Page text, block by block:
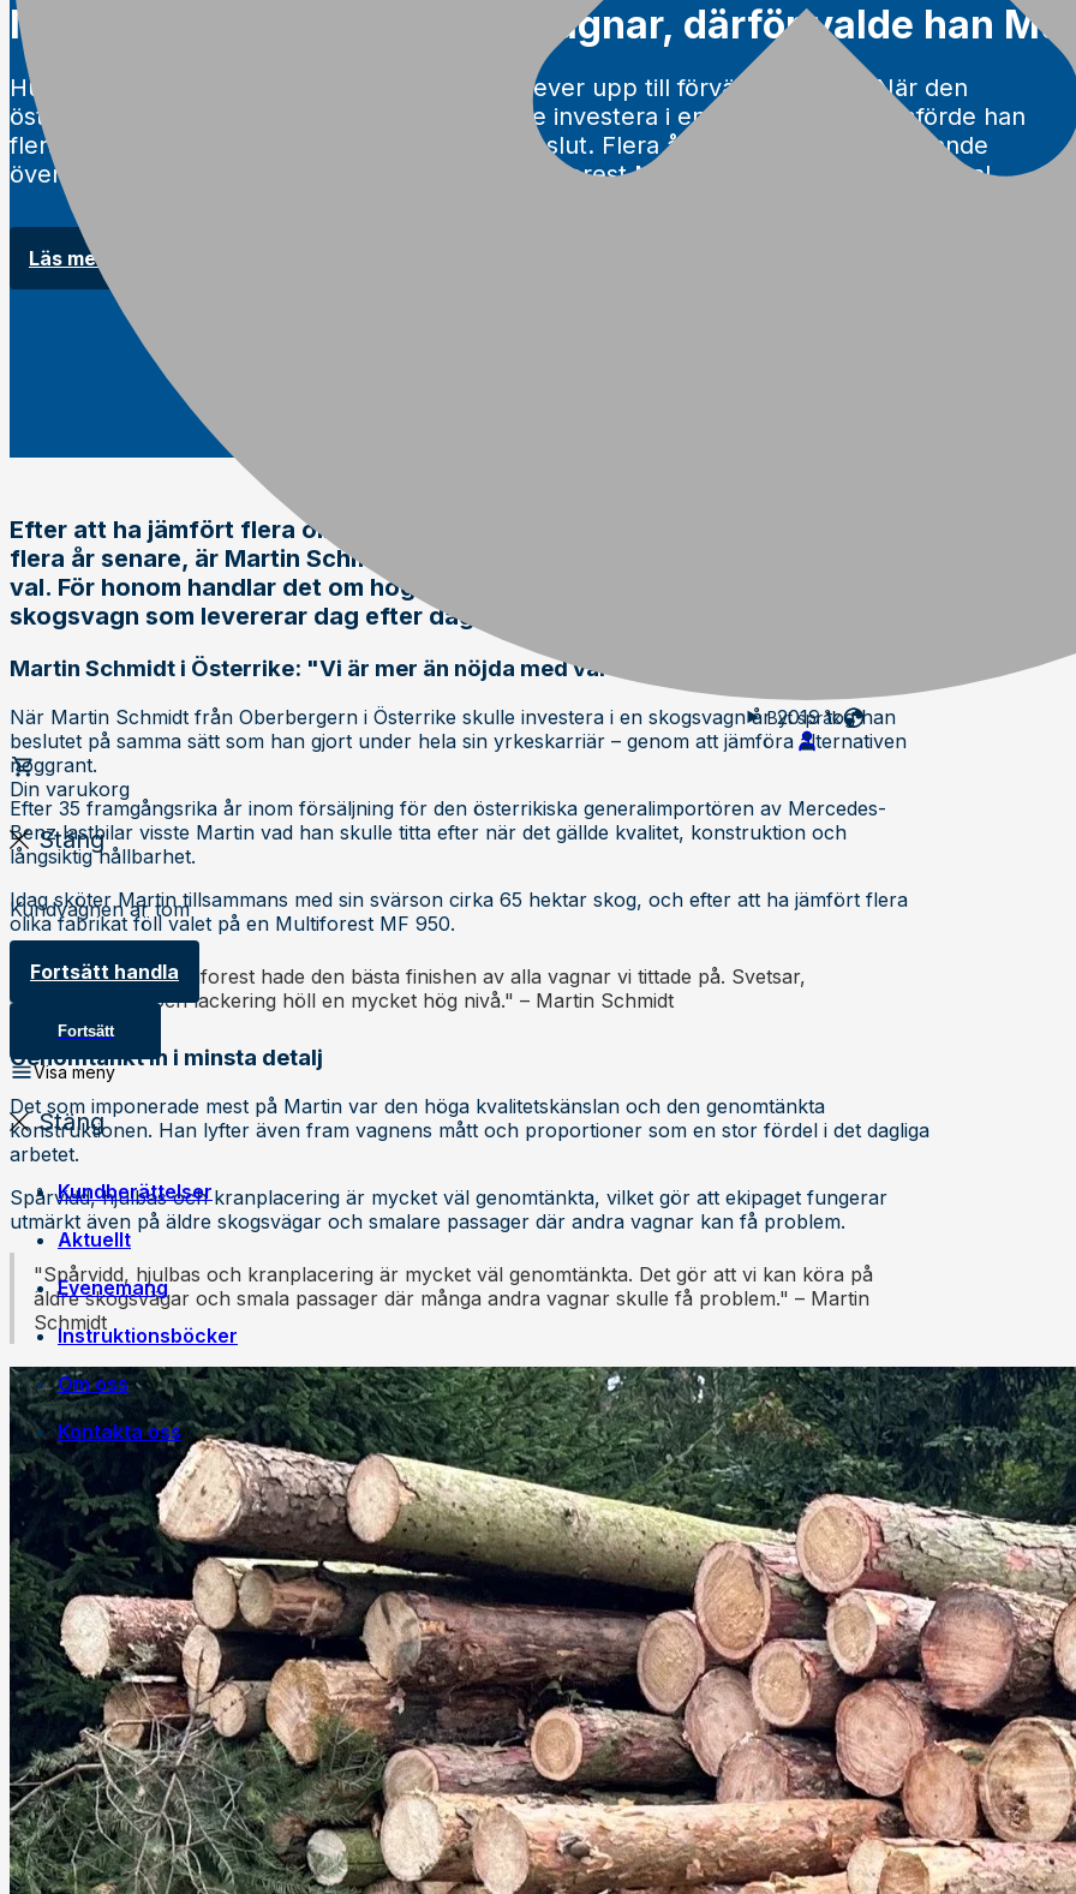
Byt språk
Din varukorg
Stäng
Kundvagnen är tom
Fortsätt handla
Fortsätt
Visa meny
Stäng
Kundberättelser
Aktuellt
Evenemang
Instruktionsböcker
Om oss
Egen tillverkning
Jobba på Trejon
Historia
Försäljningsvillkor
Kontakta oss
Martin jämförde flera skogsvagnar, därför valde han
Hur vet man vilken skogsvagn som verkligen lever upp till förväntningarna? När den
österrikiske skogsägaren Martin Schmidt skulle investera i en ny skogsvagn jämförde han
flera välkända fabrikat innan han fattade sitt beslut. Flera år senare är han fortfarande
övertygad om att han valde rätt. Läs varför Multiforest MF 950 blev hans självklara val.
Läs mer om skogsvagnar
Efter att ha jämfört flera olika fabrikat föll valet på Multiforest MF 950. Idag,
flera år senare, är Martin Schmidt från Österrike fortfarande lika nöjd med sitt
val. För honom handlar det om hög kvalitet, genomtänkt konstruktion och en
skogsvagn som levererar dag efter dag.
Martin Schmidt i Österrike: "Vi är mer än nöjda med vår Multiforest"
När Martin Schmidt från Oberbergern i Österrike skulle investera i en skogsvagn år 2019 tog han
beslutet på samma sätt som han gjort under hela sin yrkeskarriär – genom att jämföra alternativen
noggrant.
Efter 35 framgångsrika år inom försäljning för den österrikiska generalimportören av Mercedes-
Benz lastbilar visste Martin vad han skulle titta efter när det gällde kvalitet, konstruktion och
långsiktig hållbarhet.
Idag sköter Martin tillsammans med sin svärson cirka 65 hektar skog, och efter att ha jämfört flera
olika fabrikat föll valet på en Multiforest MF 950.
"Vi tyckte att Multiforest hade den bästa finishen av alla vagnar vi tittade på. Svetsar,
grundarbete och lackering höll en mycket hög nivå." – Martin Schmidt
Genomtänkt in i minsta detalj
Det som imponerade mest på Martin var den höga kvalitetskänslan och den genomtänkta
konstruktionen. Han lyfter även fram vagnens mått och proportioner som en stor fördel i det dagliga
arbetet.
Spårvidd, hjulbas och kranplacering är mycket väl genomtänkta, vilket gör att ekipaget fungerar
utmärkt även på äldre skogsvägar och smalare passager där andra vagnar kan få problem.
"Spårvidd, hjulbas och kranplacering är mycket väl genomtänkta. Det gör att vi kan köra på
äldre skogsvägar och smala passager där många andra vagnar skulle få problem." – Martin
Schmidt